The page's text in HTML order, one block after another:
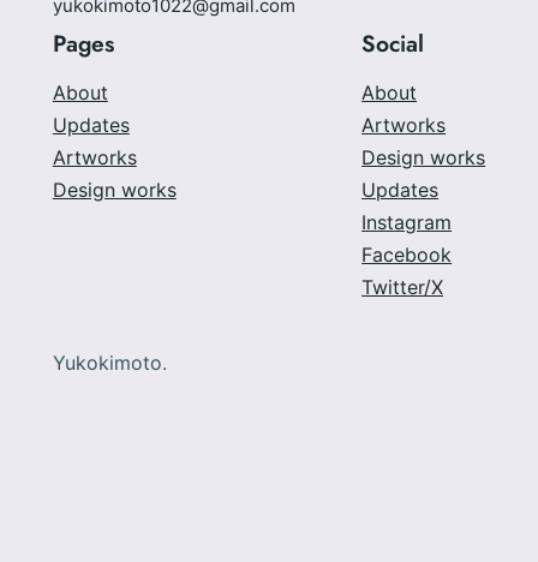
yukokimoto1022@gmail.com
Pages
About
Updates
Artworks
Design works
Social
About
Artworks
Design works
Updates
Instagram
Facebook
Twitter/X
Yukokimoto.